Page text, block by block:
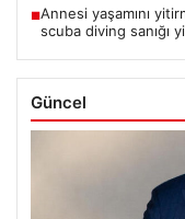
■Annesi yaşamını
scuba diving sanığı
Güncel